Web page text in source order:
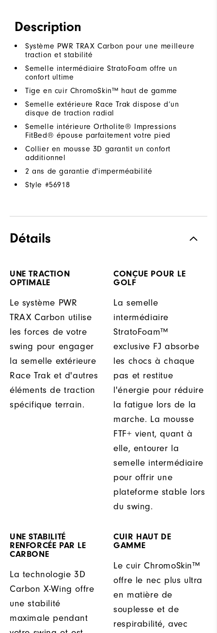
Description
Système PWR TRAX Carbon pour une meilleure
traction et stabilité
Semelle intermédiaire StratoFoam offre un
confort ultime
Tige en cuir ChromoSkin™ haut de gamme
Semelle extérieure Race Trak dispose d’un
disque de traction radial
Semelle intérieure Ortholite® Impressions
FitBed® épouse parfaitement votre pied
Collier en mousse 3D garantit un confort
additionnel
2 ans de garantie d'imperméabilité
Style #56918
Détails
UNE TRACTION
OPTIMALE
Le système PWR
TRAX Carbon utilise
les forces de votre
swing pour engager
la semelle extérieure
Race Trak et d'autres
éléments de traction
spécifique terrain.
CONÇUE POUR LE
GOLF
La semelle
intermédiaire
StratoFoam™
exclusive FJ absorbe
les chocs à chaque
pas et restitue
l'énergie pour réduire
la fatigue lors de la
marche. La mousse
FTF+ vient, quant à
elle, entourer la
semelle intermédiaire
pour offrir une
plateforme stable lors
du swing.
UNE STABILITÉ
RENFORCÉE PAR LE
CARBONE
La technologie 3D
Carbon X-Wing offre
une stabilité
maximale pendant
CUIR HAUT DE
GAMME
Le cuir ChromoSkin™
offre le nec plus ultra
en matière de
souplesse et de
respirabilité, avec